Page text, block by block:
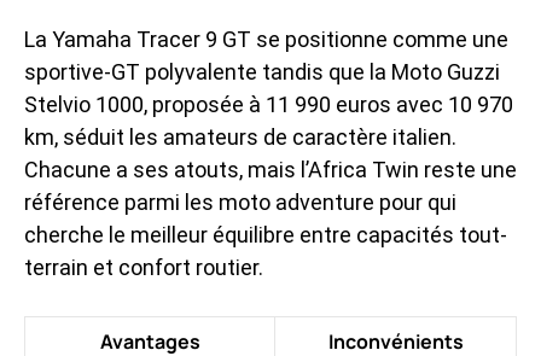
La Yamaha Tracer 9 GT se positionne comme une
sportive-GT polyvalente tandis que la Moto Guzzi
Stelvio 1000, proposée à 11 990 euros avec 10 970
km, séduit les amateurs de caractère italien.
Chacune a ses atouts, mais l’Africa Twin reste une
référence parmi les moto adventure pour qui
cherche le meilleur équilibre entre capacités tout-
terrain et confort routier.
Avantages
Inconvénients